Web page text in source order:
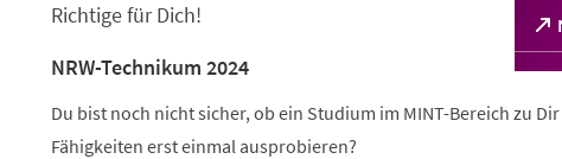
in
Richtige für Dich!
NRW-Technikum 2024
Du bist noch nicht sicher, ob ein Studium im MINT-Bereich zu
Fähigkeiten erst einmal ausprobieren?